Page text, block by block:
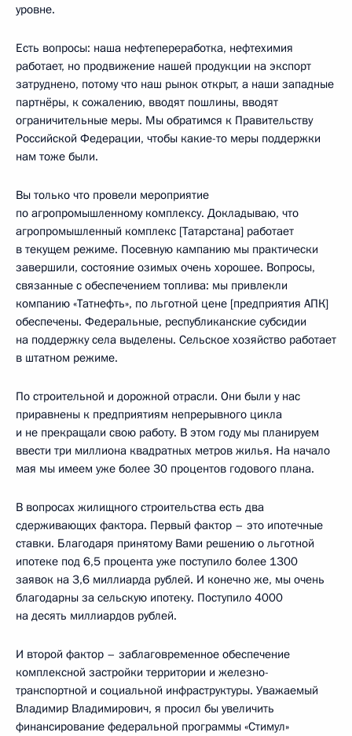
уровне.
Есть вопросы: наша нефтепереработка, нефтехимия
работает, но продвижение нашей продукции на экспорт
затруднено, потому что наш рынок открыт, а наши западные
партнёры, к сожалению, вводят пошлины, вводят
ограничительные меры. Мы обратимся к Правительству
Российской Федерации, чтобы какие-то меры поддержки
нам тоже были.
Вы только что провели мероприятие
по агропромышленному комплексу. Докладываю, что
агропромышленный комплекс [Татарстана] работает
в текущем режиме. Посевную кампанию мы практически
завершили, состояние озимых очень хорошее. Вопросы,
связанные с обеспечением топлива: мы привлекли
компанию «Татнефть», по льготной цене [предприятия АПК]
обеспечены. Федеральные, республиканские субсидии
на поддержку села выделены. Сельское хозяйство работает
в штатном режиме.
По строительной и дорожной отрасли. Они были у нас
приравнены к предприятиям непрерывного цикла
и не прекращали свою работу. В этом году мы планируем
ввести три миллиона квадратных метров жилья. На начало
мая мы имеем уже более 30 процентов годового плана.
В вопросах жилищного строительства есть два
сдерживающих фактора. Первый фактор – это ипотечные
ставки. Благодаря принятому Вами решению о льготной
ипотеке под 6,5 процента уже поступило более 1300
заявок на 3,6 миллиарда рублей. И конечно же, мы очень
благодарны за сельскую ипотеку. Поступило 4000
на десять миллиардов рублей.
И второй фактор – заблаговременное обеспечение
комплексной застройки территории и железно-
транспортной и социальной инфраструктуры. Уважаемый
Владимир Владимирович, я просил бы увеличить
финансирование федеральной программы «Стимул»